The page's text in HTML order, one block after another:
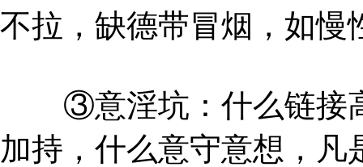
不拉，缺德带冒烟，如慢
③意淫坑：什么链接高
加持，什么意守意想，